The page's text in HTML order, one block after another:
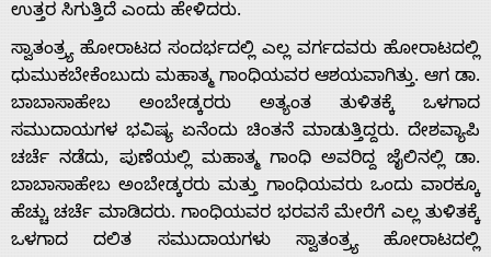
s
Contact
Us
ಉತ್ತರ ಸಿಗುತ್ತಿದೆ ಎಂದು ಹೇಳಿದರು.
ಸ್ವಾತಂತ್ರ್ಯ ಹೋರಾಟದ ಸಂದರ್ಭದಲ್ಲಿ ಎಲ್ಲ ವರ್ಗದವರು ಹೋರಾಟದಲ್ಲಿ
ಧುಮುಕಬೇಕೆಂಬುದು ಮಹಾತ್ಮ ಗಾಂಧಿಯವರ ಆಶಯವಾಗಿತ್ತು. ಆಗ ಡಾ.
ಬಾಬಾಸಾಹೇಬ ಅಂಬೇಡ್ಕರರು ಅತ್ಯಂತ ತುಳಿತಕ್ಕೆ ಒಳಗಾದ
ಸಮುದಾಯಗಳ ಭವಿಷ್ಯ ಏನೆಂದು ಚಿಂತನೆ ಮಾಡುತ್ತಿದ್ದರು. ದೇಶವ್ಯಾಪಿ
ಚರ್ಚೆ ನಡೆದು, ಪುಣೆಯಲ್ಲಿ ಮಹಾತ್ಮ ಗಾಂಧಿ ಅವರಿದ್ದ ಜೈಲಿನಲ್ಲಿ ಡಾ.
ಬಾಬಾಸಾಹೇಬ ಅಂಬೇಡ್ಕರರು ಮತ್ತು ಗಾಂಧಿಯವರು ಒಂದು ವಾರಕ್ಕೂ
ಹೆಚ್ಚು ಚರ್ಚೆ ಮಾಡಿದರು. ಗಾಂಧಿಯವರ ಭರವಸೆ ಮೇರೆಗೆ ಎಲ್ಲ ತುಳಿತಕ್ಕೆ
ಒಳಗಾದ ದಲಿತ ಸಮುದಾಯಗಳು ಸ್ವಾತಂತ್ರ್ಯ ಹೋರಾಟದಲ್ಲಿ